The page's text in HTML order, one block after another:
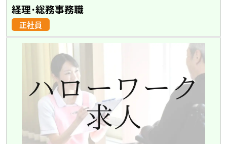
経理･総務事務職
正社員